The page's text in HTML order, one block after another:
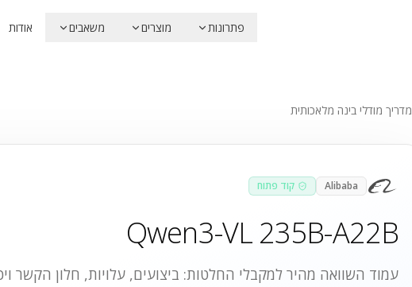
פתרונות מוצרים משאבים אודות
מדריך מודלי בינה מלאכותית
Alibaba קוד פתוח
Qwen3-VL 235B-A22B
עמוד השוואה מהיר למקבלי החלטות: ביצועים, עלויות, חלון הקשר